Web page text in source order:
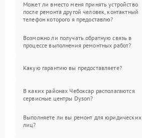
Может ли вместо меня принять устройство
после ремонта другой человек, контактный
телефон которого я предоставлю?
Возможно ли получать обратную связь в
процессе выполнения ремонтных работ?
Какую гарантию вы предоставляете?
В каких районах Чебоксар располагаются
сервисные центры Dyson?
Выполняете ли вы ремонт для юридических
лиц?